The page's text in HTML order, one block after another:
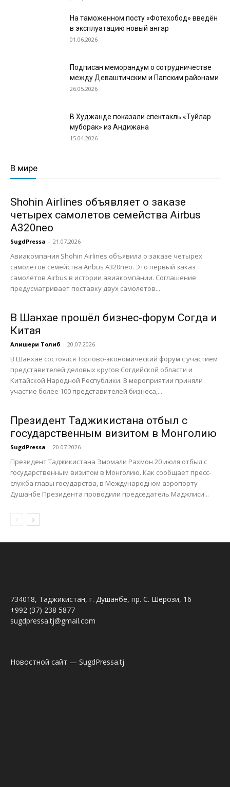
На таможенном посту «Фотехобод» введён
в эксплуатацию новый ангар
01.06.2026
Подписан меморандум о сотрудничестве
между Деваштичским и Папским районами
26.05.2026
В Худжанде показали спектакль «Туйлар
муборак» из Андижана
15.04.2026
В мире
Shohin Airlines объявляет о заказе
четырех самолетов семейства Airbus
A320neo
SugdPressa - 21.07.2026
Авиакомпания Shohin Airlines объявила о заказе четырех
самолетов семейства Airbus A320neo. Это первый заказ
самолётов Airbus в истории авиакомпании. Соглашение
предусматривает поставку двух самолетов...
В Шанхае прошёл бизнес-форум Согда и
Китая
Алишери Толиб - 20.07.2026
В Шанхае состоялся Торгово-экономический форум с участием
представителей деловых кругов Согдийской области и
Китайской Народной Республики. В мероприятии приняли
участие более 100 представителей бизнеса,...
Президент Таджикистана отбыл с
государственным визитом в Монголию
SugdPressa - 20.07.2026
Президент Таджикистана Эмомали Рахмон 20 июля отбыл с
государственным визитом в Монголию. Как сообщает пресс-
служба главы государства, в Международном аэропорту
Душанбе Президента проводили председатель Маджлиси...
734018, Таджикистан, г. Душанбе, пр. С. Шерози, 16
+992 (37) 238 5877
sugdpressa.tj@gmail.com
Новостной сайт — SugdPressa.tj